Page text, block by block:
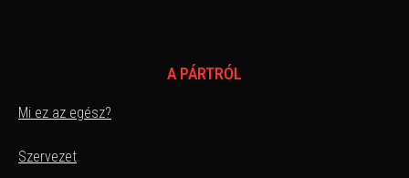
A PÁRTRÓL
Mi ez az egész?
Szervezet